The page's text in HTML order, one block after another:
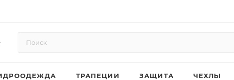
ТРАПЕЦИИ ЗАЩИТА ЧЕХЛЫ